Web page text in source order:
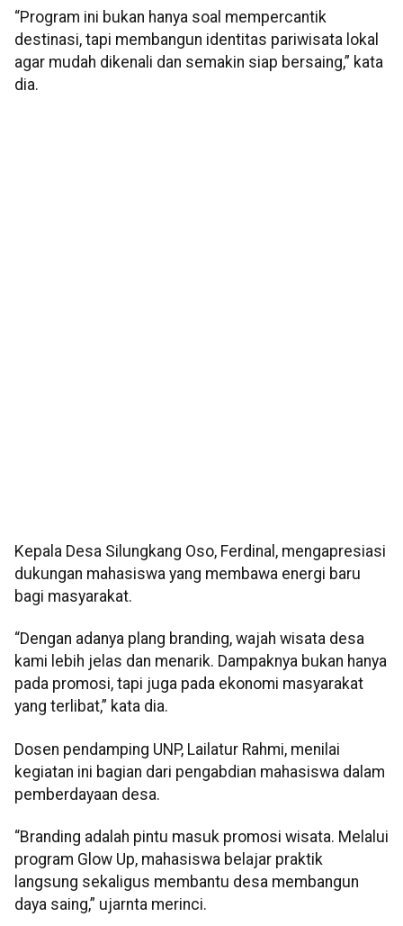
“Program ini bukan hanya soal mempercantik
destinasi, tapi membangun identitas pariwisata lokal
agar mudah dikenali dan semakin siap bersaing,” kata
dia.
Kepala Desa Silungkang Oso, Ferdinal, mengapresiasi
dukungan mahasiswa yang membawa energi baru
bagi masyarakat.
“Dengan adanya plang branding, wajah wisata desa
kami lebih jelas dan menarik. Dampaknya bukan hanya
pada promosi, tapi juga pada ekonomi masyarakat
yang terlibat,” kata dia.
Dosen pendamping UNP, Lailatur Rahmi, menilai
kegiatan ini bagian dari pengabdian mahasiswa dalam
pemberdayaan desa.
“Branding adalah pintu masuk promosi wisata. Melalui
program Glow Up, mahasiswa belajar praktik
langsung sekaligus membantu desa membangun
daya saing,” ujarnta merinci.